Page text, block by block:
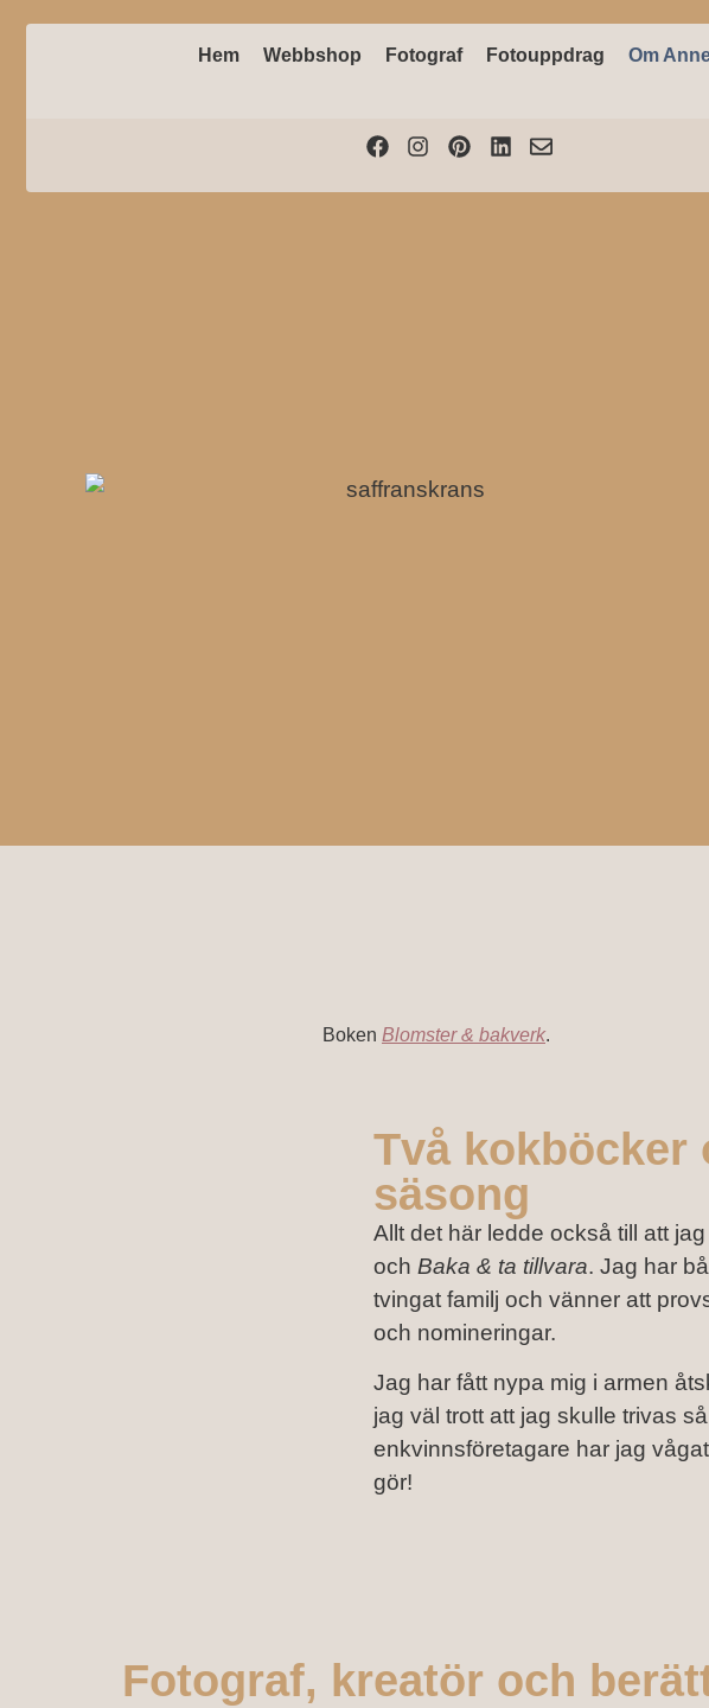
Hem Webbshop Fotograf Fotouppdrag Om
Boken Blomster & bakverk.
Två kokböcker
säsong
Allt det här ledde också till att
och Baka & ta tillvara. Jag har
tvingat familj och vänner att
och nomineringar.
Jag har fått nypa mig i armen
jag väl trott att jag skulle trivas
enkvinnsföretagare har jag
gör!
Fotograf, kreatör och